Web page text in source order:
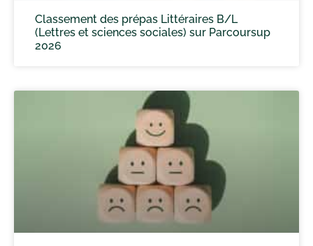
Classement des prépas Littéraires B/L
(Lettres et sciences sociales) sur Parcoursup
2026